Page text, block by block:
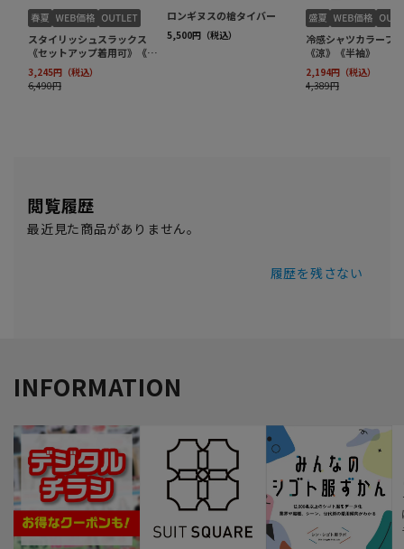
閲覧履歴
最近見た商品がありません。
履歴を残さない
INFORMATION